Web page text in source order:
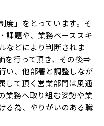
度」をとっています。そ
課題や、業務ベーススキ
などにより判断されま
を行って頂き、その後⇒
、他部署と調整しなが
して頂く営業部門は風通
業務へ取り組む姿勢や業
る為、やりがいのある職